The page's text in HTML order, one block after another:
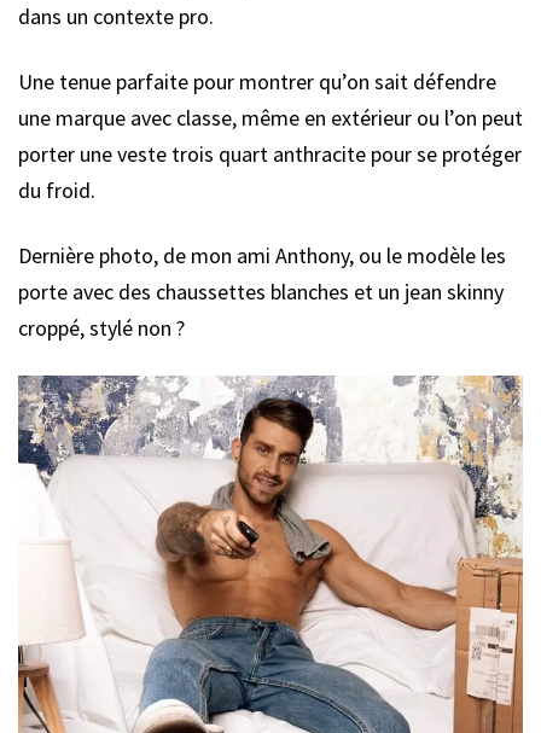
dans un contexte pro.
Une tenue parfaite pour montrer qu’on sait défendre
une marque avec classe, même en extérieur ou l’on peut
porter une veste trois quart anthracite pour se protéger
du froid.
Dernière photo, de mon ami Anthony, ou le modèle les
porte avec des chaussettes blanches et un jean skinny
croppé, stylé non ?